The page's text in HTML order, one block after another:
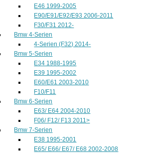
E46 1999-2005
E90/E91/E92/E93 2006-2011
F30/F31 2012-
Bmw 4-Serien
4-Serien (F32) 2014-
Bmw 5-Serien
E34 1988-1995
E39 1995-2002
E60/E61 2003-2010
F10/F11
Bmw 6-Serien
E63/ E64 2004-2010
F06/ F12/ F13 2011>
Bmw 7-Serien
E38 1995-2001
E65/ E66/ E67/ E68 2002-2008